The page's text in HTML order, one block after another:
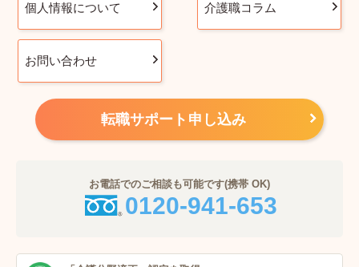
個人情報について 介護職コラム
お問い合わせ
転職サポート申し込み
お電話でのご相談も可能です(携帯 OK)
0120-941-653